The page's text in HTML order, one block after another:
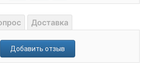
Доставка
Добавить отзыв